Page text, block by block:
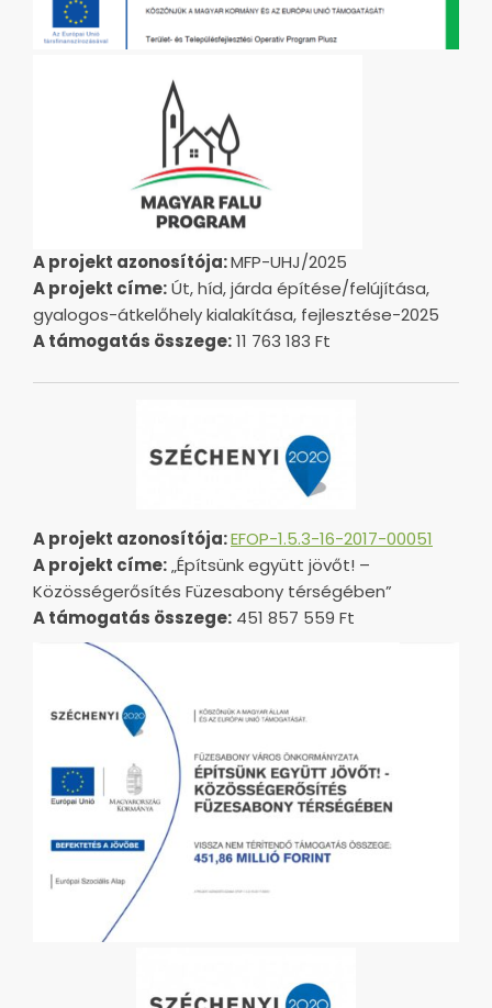
A projekt azonosítója:MFP-UHJ/2025
A projekt címe:Út, híd, járda építése/felújítása,
gyalogos-átkelőhely kialakítása, fejlesztése-2025
A támogatás összege:11 763 183 Ft
A projekt azonosítója:EFOP-1.5.3-16-2017-00051
A projekt címe:„Építsünk együtt jövőt! –
Közösségerősítés Füzesabony térségében”
A támogatás összege: 451 857 559 Ft